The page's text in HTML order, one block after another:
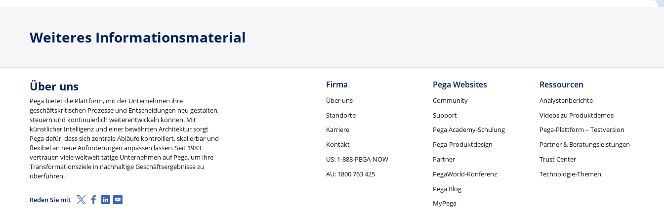
Weiteres Informationsmaterial
Über uns
Pega bietet die Plattform, mit der Unternehmen ihre
geschäftskritischen Prozesse und Entscheidungen neu gestalten,
steuern und kontinuierlich weiterentwickeln können. Mit
künstlicher Intelligenz und einer bewährten Architektur sorgt
Pega dafür, dass sich zentrale Abläufe kontrolliert, skalierbar und
flexibel an neue Anforderungen anpassen lassen. Seit 1983
vertrauen viele weltweit tätige Unternehmen auf Pega, um ihre
Transformationsziele in nachhaltige Geschäftsergebnisse zu
überführen.
Reden Sie mit X (Twitter)
Facebook
LinkedIn
Youtube
Firma
Über uns
Standorte
Karriere
Kontakt
US: 1-888-PEGA-NOW
AU: 1800 763 425
Pega Websites
Community
Support
Pega Academy-Schulung
Pega-Produktdesign
Partner
PegaWorld-Konferenz
Pega Blog
MyPega
Ressourcen
Analystenberichte
Videos zu Produktdemos
Pega-Plattform – Testversion
Partner & Beratungsleistungen
Trust Center
Technologie-Themen